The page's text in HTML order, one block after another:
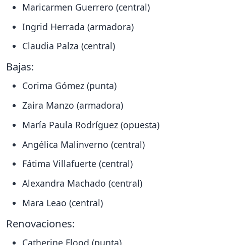
Maricarmen Guerrero (central)
Ingrid Herrada (armadora)
Claudia Palza (central)
Bajas:
Corima Gómez (punta)
Zaira Manzo (armadora)
María Paula Rodríguez (opuesta)
Angélica Malinverno (central)
Fátima Villafuerte (central)
Alexandra Machado (central)
Mara Leao (central)
Renovaciones:
Catherine Flood (punta)